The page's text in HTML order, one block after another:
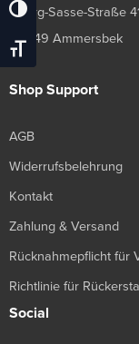
Umschalten Auf Hohe
Schrift Vergrößern
Georg-Sasse-Straße
22949 Ammersbek
Shop Support
AGB
Widerrufsbelehrung
Kontakt
Zahlung & Versand
Rücknahmepflicht für
Richtlinie für
Social